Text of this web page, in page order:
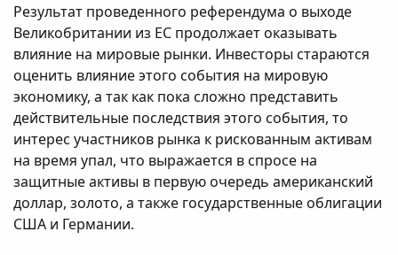
Результат проведенного референдума о выходе
Великобритании из ЕС продолжает оказывать
влияние на мировые рынки. Инвесторы стараются
оценить влияние этого события на мировую
экономику, а так как пока сложно представить
действительные последствия этого события, то
интерес участников рынка к рискованным активам
на время упал, что выражается в спросе на
защитные активы в первую очередь американский
доллар, золото, а также государственные облигации
США и Германии.